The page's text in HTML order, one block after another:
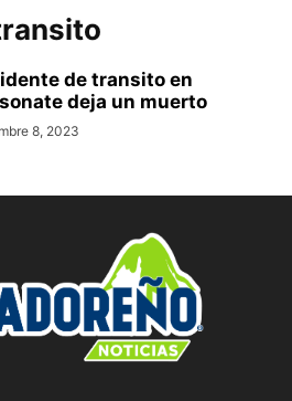
de transito en
deja un muerto
8, 2023